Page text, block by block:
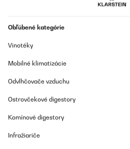
Obľúbené kategórie
Vinotéky
Mobilné klimatizácie
Odvlhčovače vzduchu
Ostrovčekové digestory
Komínové digestory
Infražiariče